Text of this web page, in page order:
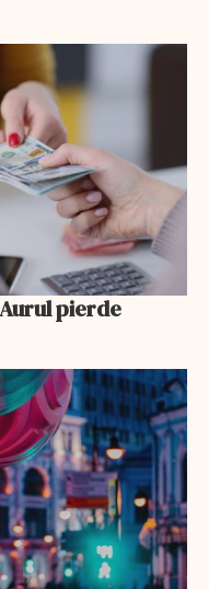
pierde